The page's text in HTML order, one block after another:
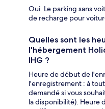
Oui. Le parking sans
de recharge pour
Quelles sont les
l'hébergement
IHG ?
Heure de début de
l'enregistrement : à
demandé si vous
la disponibilité). Heure